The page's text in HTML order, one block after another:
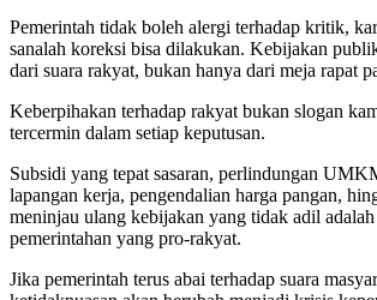
Pemerintah tidak boleh alergi terhadap kritik,
sanalah koreksi bisa dilakukan. Kebijakan
dari suara rakyat, bukan hanya dari meja rapat
Keberpihakan terhadap rakyat bukan slogan
tercermin dalam setiap keputusan.
Subsidi yang tepat sasaran, perlindungan
lapangan kerja, pengendalian harga pangan,
meninjau ulang kebijakan yang tidak adil
pemerintahan yang pro-rakyat.
Jika pemerintah terus abai terhadap suara